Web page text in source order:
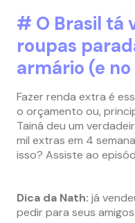
# O Brasil tá
roupas
armário (e
Fazer renda extra é
o orçamento ou,
Tainá deu um
mil extras em 4
isso? Assiste ao
Dica da Nath: já
pedir para seus